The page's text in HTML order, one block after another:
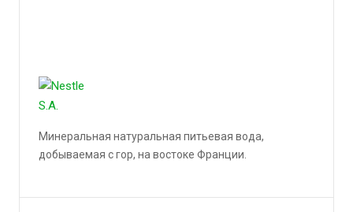
Минеральная натуральная питьевая вода,
добываемая с гор, на востоке Франции.